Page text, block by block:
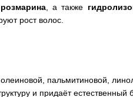
, а также
рост волос.
олеиновой, пальмитиновой,
и придаёт естественный